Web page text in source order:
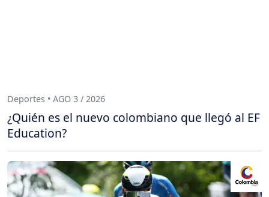
Deportes • AGO 3 / 2026
¿Quién es el nuevo colombiano que llegó al EF
Education?